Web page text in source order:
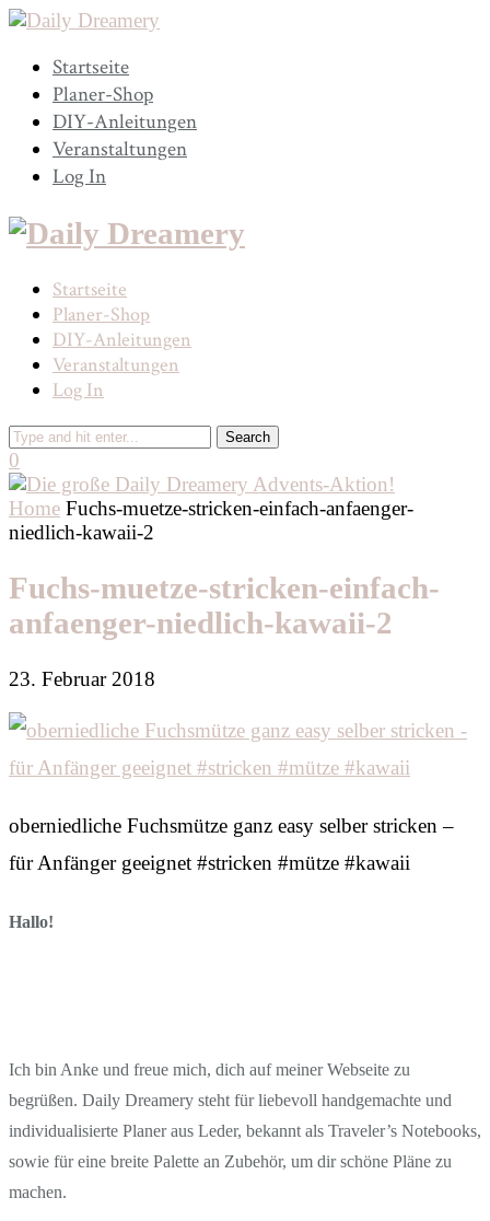
Startseite
Planer-Shop
DIY-Anleitungen
Veranstaltungen
Log In
Startseite
Planer-Shop
DIY-Anleitungen
Veranstaltungen
Log In
0
Home Fuchs-muetze-stricken-einfach-anfaenger-
niedlich-kawaii-2
Fuchs-muetze-stricken-einfach-
anfaenger-niedlich-kawaii-2
23. Februar 2018
oberniedliche Fuchsmütze ganz easy selber stricken –
für Anfänger geeignet #stricken #mütze #kawaii
Hallo!
Ich bin Anke und freue mich, dich auf meiner Webseite zu
begrüßen. Daily Dreamery steht für liebevoll handgemachte und
individualisierte Planer aus Leder, bekannt als Traveler’s Notebooks,
sowie für eine breite Palette an Zubehör, um dir schöne Pläne zu
machen.